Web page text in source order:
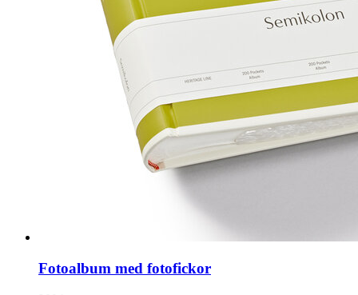
Fotoalbum med fotofickor